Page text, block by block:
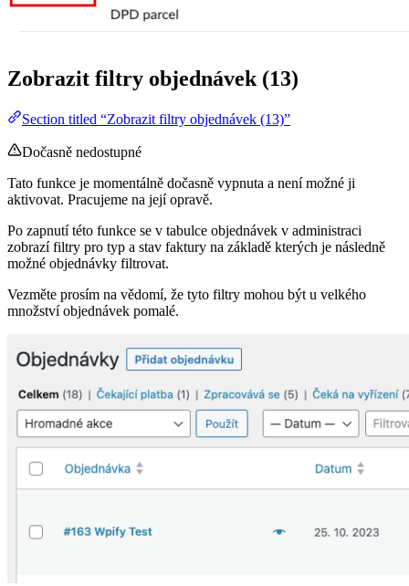
Zobrazit filtry objednávek (13)
Section titled “Zobrazit filtry objednávek (13)”
Dočasně nedostupné
Tato funkce je momentálně dočasně vypnuta a není možné ji
aktivovat. Pracujeme na její opravě.
Po zapnutí této funkce se v tabulce objednávek v administraci
zobrazí filtry pro typ a stav faktury na základě kterých je následně
možné objednávky filtrovat.
Vezměte prosím na vědomí, že tyto filtry mohou být u velkého
množství objednávek pomalé.